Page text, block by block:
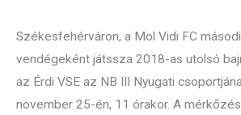
Székesfehérváron, a Mol Vidi FC
vendégeként játssza 2018-as utolsó
az Érdi VSE az NB III Nyugati
november 25-én, 11 órakor. A